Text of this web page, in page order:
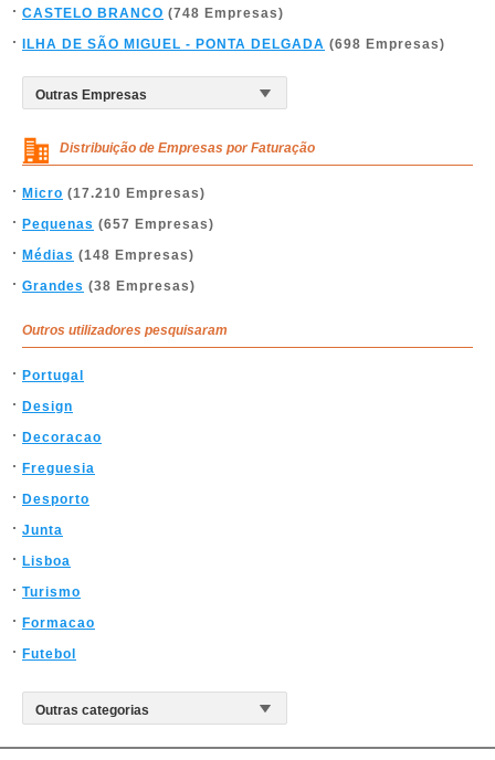
CASTELO BRANCO (748 Empresas)
ILHA DE SÃO MIGUEL - PONTA DELGADA (698 Empresas)
Distribuição de Empresas por Faturação
Micro (17.210 Empresas)
Pequenas (657 Empresas)
Médias (148 Empresas)
Grandes (38 Empresas)
Outros utilizadores pesquisaram
Portugal
Design
Decoracao
Freguesia
Desporto
Junta
Lisboa
Turismo
Formacao
Futebol